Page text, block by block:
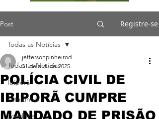
Post Registre-se
Todas as Notícias
Ibiporã
Jataizinho
Londrina
Todas as Notícias
POLÍCIA CIVIL DE
IBIPORÃ CUMPRE
MANDADO DE PRISÃO
jeffersonpinheirod
31 de out. de 2025